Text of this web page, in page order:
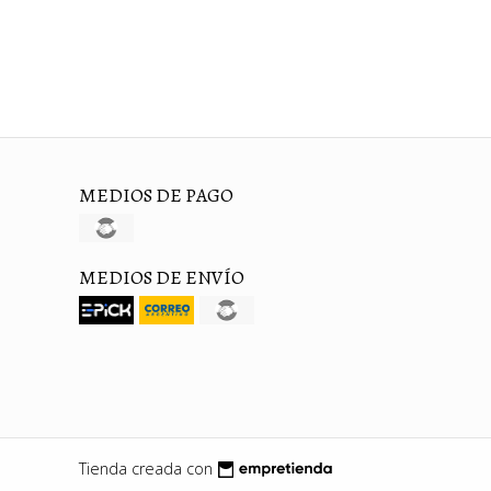
MEDIOS DE PAGO
MEDIOS DE ENVÍO
Tienda creada con